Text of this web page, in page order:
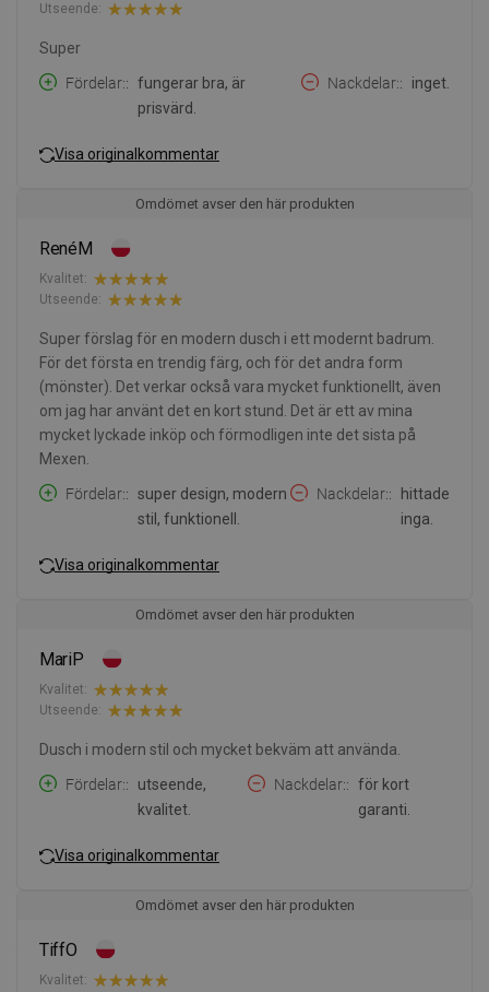
Utseende:
Super
Fördelar:
fungerar bra, är
prisvärd.
Nackdelar: inget.
Visa originalkommentar
Omdömet avser den här produkten
RenéM
Kvalitet:
Utseende:
Super förslag för en modern dusch i ett modernt badrum.
För det första en trendig färg, och för det andra form
(mönster). Det verkar också vara mycket funktionellt, även
om jag har använt det en kort stund. Det är ett av mina
mycket lyckade inköp och förmodligen inte det sista på
Mexen.
Fördelar:
super design, modern
stil, funktionell.
Nackdelar:
hittade
inga.
Visa originalkommentar
Omdömet avser den här produkten
MariP
Kvalitet:
Utseende:
Dusch i modern stil och mycket bekväm att använda.
Fördelar:
utseende,
kvalitet.
Nackdelar:
för kort
garanti.
Visa originalkommentar
Omdömet avser den här produkten
TiffO
Kvalitet: